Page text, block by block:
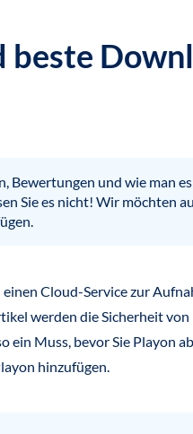
beste
Bewertungen und wie man
Sie es nicht! Wir möchten
Cloud-Service zur
werden die Sicherheit von
ein Muss, bevor Sie Playon
hinzufügen.